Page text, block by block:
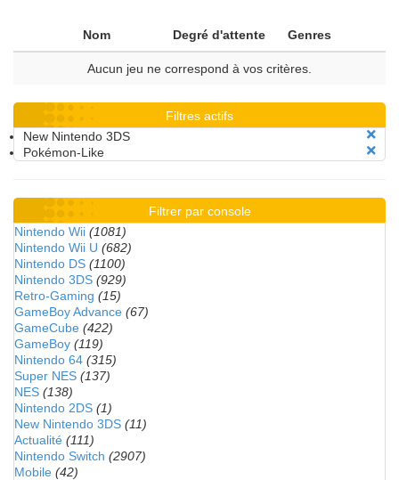
Nom Degré d'attente Genres
Aucun jeu ne correspond à vos critères.
Filtres actifs
New Nintendo 3DS
Pokémon-Like
Filtrer par console
Nintendo Wii (1081)
Nintendo Wii U (682)
Nintendo DS (1100)
Nintendo 3DS (929)
Retro-Gaming (15)
GameBoy Advance (67)
GameCube (422)
GameBoy (119)
Nintendo 64 (315)
Super NES (137)
NES (138)
Nintendo 2DS (1)
New Nintendo 3DS (11)
Actualité (111)
Nintendo Switch (2907)
Mobile (42)